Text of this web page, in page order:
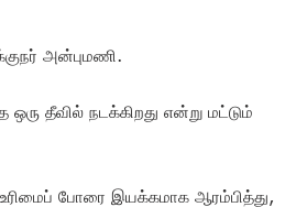
அன்புமணி.
தீவில் நடக்கிறது என்று மட்டும்
போரை இயக்கமாக ஆரம்பித்து,